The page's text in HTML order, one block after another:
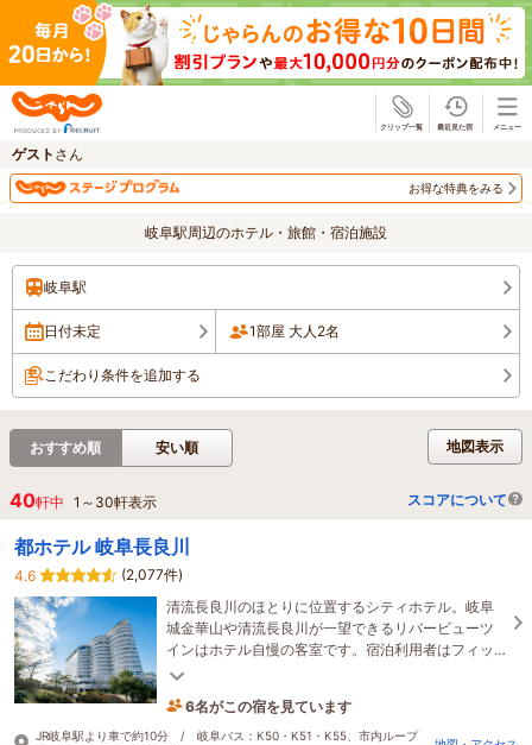
ゲスト さん
お得な特典をみる
岐阜駅周辺のホテル・旅館・宿泊施設
岐阜駅
日付未定 1部屋 大人2名
こだわり条件を追加する
地図表示
おすすめ順 安い順
40軒中 1 ～ 30軒表示 スコアについて
都ホテル 岐阜長良川
4.6
(2,077件)
清流長良川のほとりに位置するシティホテル。岐阜
城金華山や清流長良川が一望できるリバービューツ
インはホテル自慢の客室です。宿泊利用者はフィッ
トネスクラブ施設が無料で使えます♪
6名がこの宿を見ています
1時間前に予約されました
JR岐阜駅より車で約10分 / 岐阜バス：K50・K51・K55、市内ループ